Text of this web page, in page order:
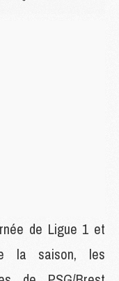
de Ligue 1 et
la saison, les